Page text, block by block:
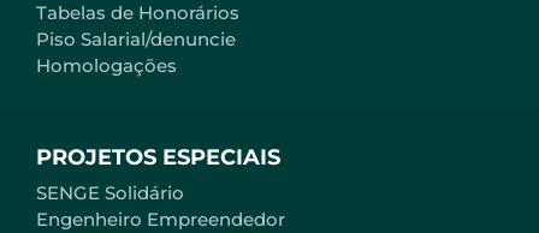
Tabelas de Honorários
Piso Salarial/denuncie
Homologações
PROJETOS ESPECIAIS
SENGE Solidário
Engenheiro Empreendedor